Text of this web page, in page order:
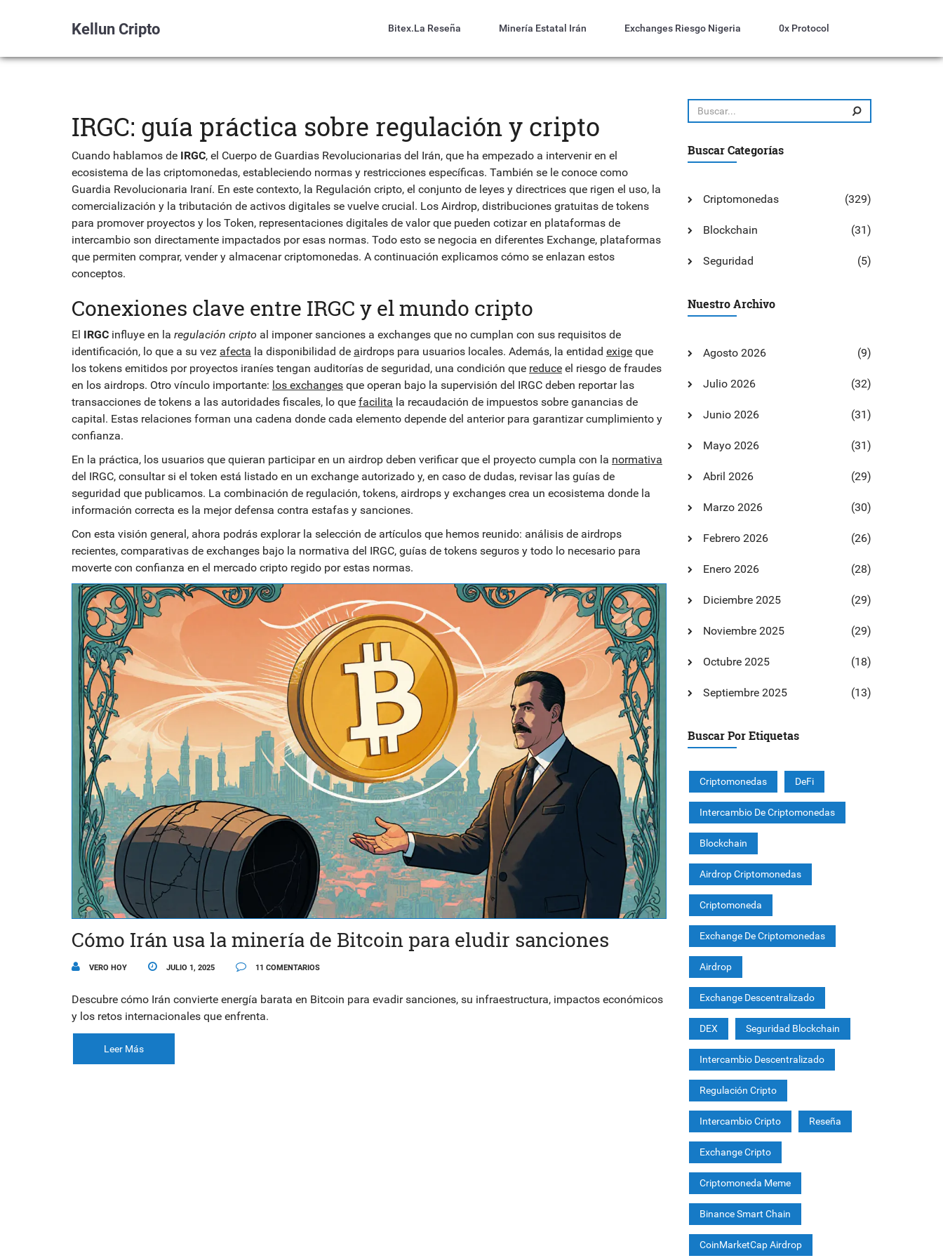
Kellun Cripto Bitex.la Reseña Minería Estatal Irán Exchanges Riesgo Nigeria 0x Protocol
IRGC: guía práctica sobre regulación y cripto
Cuando hablamos de IRGC, el Cuerpo de Guardias Revolucionarias del Irán, que ha empezado a intervenir en el
ecosistema de las criptomonedas, estableciendo normas y restricciones específicas. También se le conoce como
Guardia Revolucionaria Iraní. En este contexto, la Regulación cripto, el conjunto de leyes y directrices que rigen el uso, la
comercialización y la tributación de activos digitales se vuelve crucial. Los Airdrop, distribuciones gratuitas de tokens
para promover proyectos y los Token, representaciones digitales de valor que pueden cotizar en plataformas de
intercambio son directamente impactados por esas normas. Todo esto se negocia en diferentes Exchange, plataformas
que permiten comprar, vender y almacenar criptomonedas. A continuación explicamos cómo se enlazan estos
conceptos.
Conexiones clave entre IRGC y el mundo cripto
El IRGC influye en la regulación cripto al imponer sanciones a exchanges que no cumplan con sus requisitos de
identificación, lo que a su vez afecta la disponibilidad de airdrops para usuarios locales. Además, la entidad exige que
los tokens emitidos por proyectos iraníes tengan auditorías de seguridad, una condición que reduce el riesgo de fraudes
en los airdrops. Otro vínculo importante: los exchanges que operan bajo la supervisión del IRGC deben reportar las
transacciones de tokens a las autoridades fiscales, lo que facilita la recaudación de impuestos sobre ganancias de
capital. Estas relaciones forman una cadena donde cada elemento depende del anterior para garantizar cumplimiento y
confianza.
En la práctica, los usuarios que quieran participar en un airdrop deben verificar que el proyecto cumpla con la normativa
del IRGC, consultar si el token está listado en un exchange autorizado y, en caso de dudas, revisar las guías de
seguridad que publicamos. La combinación de regulación, tokens, airdrops y exchanges crea un ecosistema donde la
información correcta es la mejor defensa contra estafas y sanciones.
Con esta visión general, ahora podrás explorar la selección de artículos que hemos reunido: análisis de airdrops
recientes, comparativas de exchanges bajo la normativa del IRGC, guías de tokens seguros y todo lo necesario para
moverte con confianza en el mercado cripto regido por estas normas.
Cómo Irán usa la minería de Bitcoin para eludir sanciones
VERO HOY JULIO 1, 2025 11 COMENTARIOS
Descubre cómo Irán convierte energía barata en Bitcoin para evadir sanciones, su infraestructura, impactos económicos
y los retos internacionales que enfrenta.
Leer Más
Buscar Categorías
Criptomonedas (329)
Blockchain (31)
Seguridad (5)
Nuestro Archivo
Agosto 2026 (9)
Julio 2026 (32)
Junio 2026 (31)
Mayo 2026 (31)
Abril 2026 (29)
Marzo 2026 (30)
Febrero 2026 (26)
Enero 2026 (28)
Diciembre 2025 (29)
Noviembre 2025 (29)
Octubre 2025 (18)
Septiembre 2025 (13)
Buscar Por Etiquetas
Criptomonedas DeFi
Intercambio De Criptomonedas
Blockchain
Airdrop Criptomonedas
Criptomoneda
Exchange De Criptomonedas
Airdrop
Exchange Descentralizado
DEX Seguridad Blockchain
Intercambio Descentralizado
Regulación Cripto
Intercambio Cripto Reseña
Exchange Cripto
Criptomoneda Meme
Binance Smart Chain
CoinMarketCap Airdrop